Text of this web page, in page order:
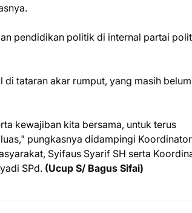
pendidikan politik di internal partai
tataran akar rumput, yang masih belum
kewajiban kita bersama, untuk terus
pungkasnya didampingi Koordinator
Syifaus Syarif SH serta
SPd. (Ucup S/ Bagus Sifai)